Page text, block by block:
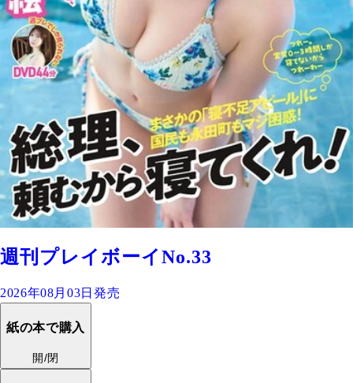
週刊プレイボーイNo.33
2026年08月03日発売
紙の本で購入
開/閉